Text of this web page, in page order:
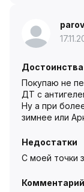
Достоинства
Покупаю не
ДТ с
Ну а при
зимнее или
Недостатки
С моей точки
Комментарий